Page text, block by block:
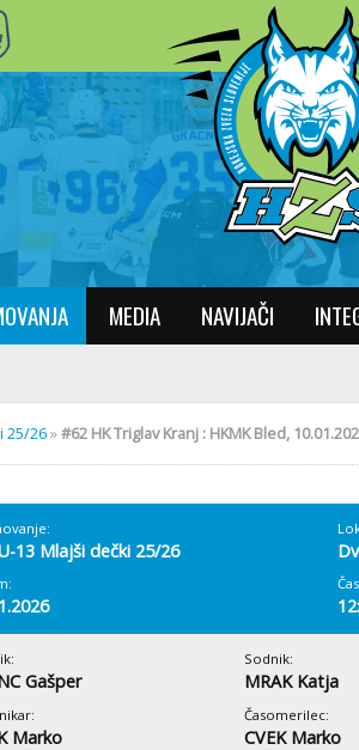
MEDIA NAVIJAČI
25/26»#62 HK Triglav Kranj : HKMK Bled,
13 Mlajši dečki 25/26
Gašper
Sodnik:
MRAK Katja
Marko
Časomerilec:
CVEK Marko